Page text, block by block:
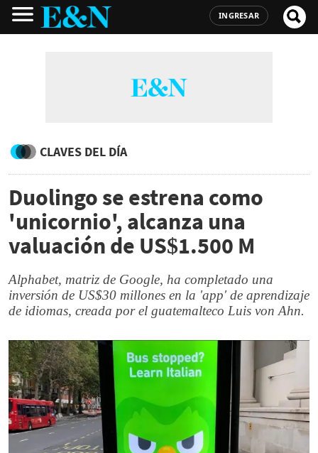
INGRESAR
CLAVES DEL DÍA
Duolingo se estrena como
'unicornio', alcanza una
valuación de US$1.500 M
Alphabet, matriz de Google, ha completado una
inversión de US$30 millones en la 'app' de aprendizaje
de idiomas, creada por el guatemalteco Luis von Ahn.